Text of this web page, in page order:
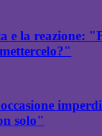
e la reazione:
solo"